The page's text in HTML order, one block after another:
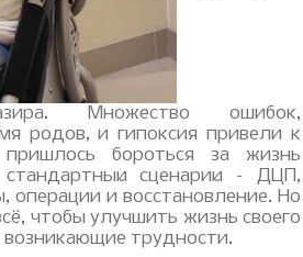
Множество ошибок,
родов, и гипоксия привели к
бороться за жизнь
сценарий – ДЦП,
операции и восстановление. Но
чтобы улучшить жизнь своего
возникающие трудности.